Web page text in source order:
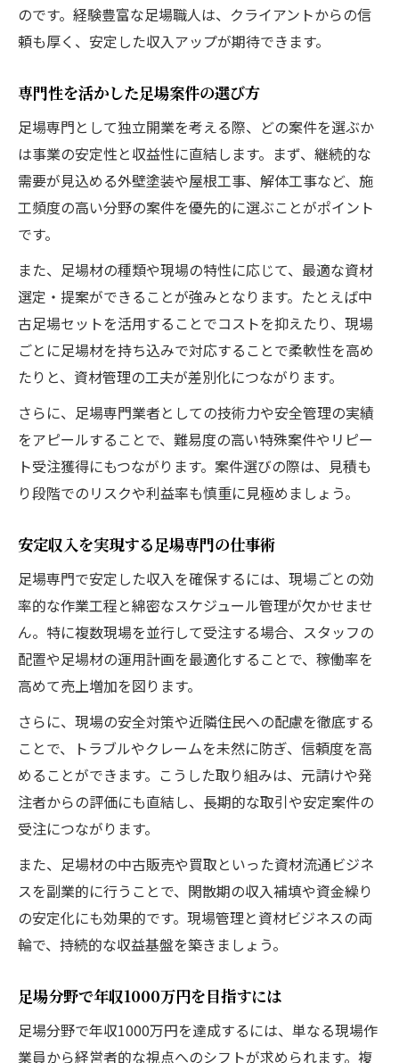
のです。経験豊富な足場職人は、クライアントからの信
頼も厚く、安定した収入アップが期待できます。
専門性を活かした足場案件の選び方
足場専門として独立開業を考える際、どの案件を選ぶか
は事業の安定性と収益性に直結します。まず、継続的な
需要が見込める外壁塗装や屋根工事、解体工事など、施
工頻度の高い分野の案件を優先的に選ぶことがポイント
です。
また、足場材の種類や現場の特性に応じて、最適な資材
選定・提案ができることが強みとなります。たとえば中
古足場セットを活用することでコストを抑えたり、現場
ごとに足場材を持ち込みで対応することで柔軟性を高め
たりと、資材管理の工夫が差別化につながります。
さらに、足場専門業者としての技術力や安全管理の実績
をアピールすることで、難易度の高い特殊案件やリピー
ト受注獲得にもつながります。案件選びの際は、見積も
り段階でのリスクや利益率も慎重に見極めましょう。
安定収入を実現する足場専門の仕事術
足場専門で安定した収入を確保するには、現場ごとの効
率的な作業工程と綿密なスケジュール管理が欠かせませ
ん。特に複数現場を並行して受注する場合、スタッフの
配置や足場材の運用計画を最適化することで、稼働率を
高めて売上増加を図ります。
さらに、現場の安全対策や近隣住民への配慮を徹底する
ことで、トラブルやクレームを未然に防ぎ、信頼度を高
めることができます。こうした取り組みは、元請けや発
注者からの評価にも直結し、長期的な取引や安定案件の
受注につながります。
また、足場材の中古販売や買取といった資材流通ビジネ
スを副業的に行うことで、閑散期の収入補填や資金繰り
の安定化にも効果的です。現場管理と資材ビジネスの両
輪で、持続的な収益基盤を築きましょう。
足場分野で年収1000万円を目指すには
足場分野で年収1000万円を達成するには、単なる現場作
業員から経営者的な視点へのシフトが求められます。複